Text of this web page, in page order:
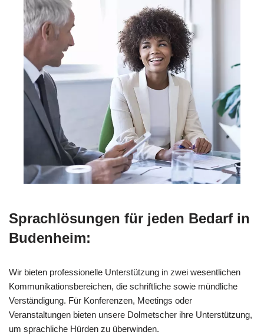
Sprachlösungen für jeden Bedarf in
Budenheim:
Wir bieten professionelle Unterstützung in zwei wesentlichen
Kommunikationsbereichen, die schriftliche sowie mündliche
Verständigung. Für Konferenzen, Meetings oder
Veranstaltungen bieten unsere Dolmetscher ihre Unterstützung,
um sprachliche Hürden zu überwinden.